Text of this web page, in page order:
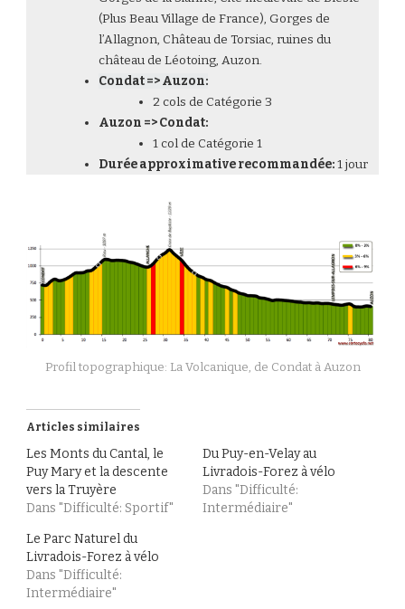
(Plus Beau Village de France), Gorges de
l’Allagnon, Château de Torsiac, ruines du
château de Léotoing, Auzon.
Condat => Auzon:
2 cols de Catégorie 3
Auzon => Condat:
1 col de Catégorie 1
Durée approximative recommandée:1 jour
Profil topographique: La Volcanique, de Condat à Auzon
Articles similaires
Les Monts du Cantal, le
Puy Mary et la descente
vers la Truyère
Dans "Difficulté: Sportif"
Du Puy-en-Velay au
Livradois-Forez à vélo
Dans "Difficulté:
Intermédiaire"
Le Parc Naturel du
Livradois-Forez à vélo
Dans "Difficulté:
Intermédiaire"